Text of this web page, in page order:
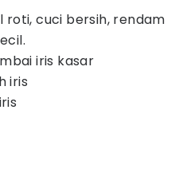
roti, cuci bersih, rendam
iris kasar
iris